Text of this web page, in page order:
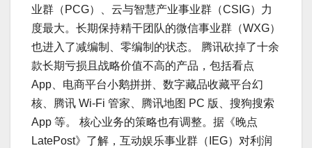
业群（PCG）、云与智慧产业事业群（CSIG）力
度最大。长期保持精干团队的微信事业群（WXG）
也进入了减编制、零编制的状态。 腾讯砍掉了十余
款长期亏损且战略价值不高的产品，包括看点
App、电商平台小鹅拼拼、数字藏品收藏平台幻
核、腾讯 Wi-Fi 管家、腾讯地图 PC 版、搜狗搜索
App 等。 核心业务的策略也有调整。据《晚点
LatePost》了解，互动娱乐事业群（IEG）对利润